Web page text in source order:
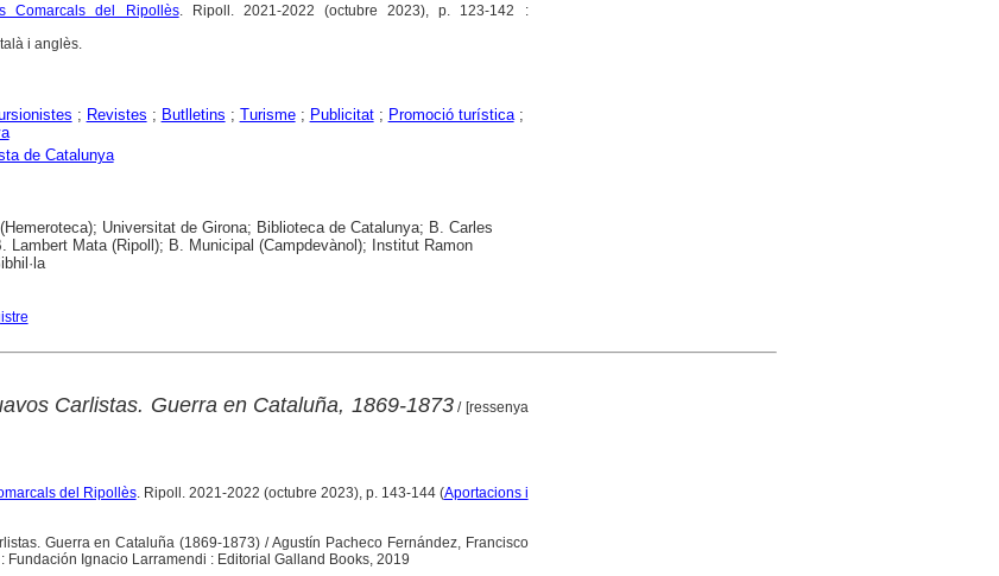
Comarcals del Ripollès. Ripoll. 2021-2022 (octubre 2023), p. 123-142 :
i anglès.
; Revistes ; Butlletins ; Turisme; Publicitat; Promoció turística;
de Catalunya
Universitat de Girona; Biblioteca de Catalunya; B. Carles
Lambert Mata (Ripoll); B. Municipal (Campdevànol); Institut Ramon
Carlistas. Guerra en Cataluña, 1869-1873/ [ressenya
del Ripollès. Ripoll. 2021-2022 (octubre 2023), p. 143-144 (Aportacions i
Guerra en Cataluña (1869-1873) / Agustín Pacheco Fernández, Francisco
Fundación Ignacio Larramendi : Editorial Galland Books, 2019